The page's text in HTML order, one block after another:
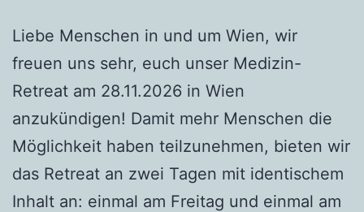
Liebe Menschen in und um Wien, wir
freuen uns sehr, euch unser Medizin-
Retreat am 28.11.2026 in Wien
anzukündigen! Damit mehr Menschen die
Möglichkeit haben teilzunehmen, bieten wir
das Retreat an zwei Tagen mit identischem
Inhalt an: einmal am Freitag und einmal am